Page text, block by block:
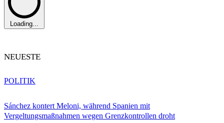
Loading...
NEUESTE
Sánchez kontert Meloni, während Spanien mit
Vergeltungsmaßnahmen wegen Grenzkontrollen droht
POLITIK